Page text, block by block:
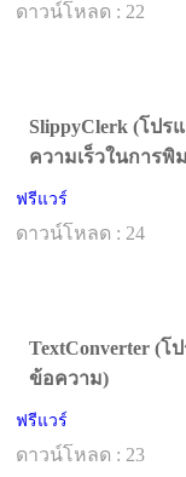
ดาวน์โหลด : 22
SlippyClerk (โป
ความเร็วในการพิ
ฟรีแวร์
ดาวน์โหลด : 24
TextConverter (
ข้อความ)
ฟรีแวร์
ดาวน์โหลด : 23